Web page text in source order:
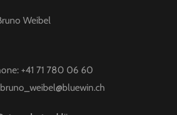
Weibel
+41 71 780 06 60
bruno_weibel@bluewin.ch